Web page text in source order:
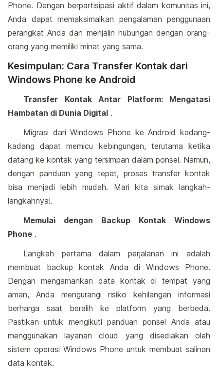
Phone. Dengan berpartisipasi aktif dalam komunitas ini,
Anda dapat memaksimalkan pengalaman penggunaan
perangkat Anda dan menjalin hubungan dengan orang-
orang yang memiliki minat yang sama.
Kesimpulan: Cara Transfer Kontak dari
Windows Phone ke Android
Transfer Kontak Antar Platform: Mengatasi
Hambatan di Dunia Digital .
Migrasi dari Windows Phone ke Android kadang-
kadang dapat memicu kebingungan, terutama ketika
datang ke kontak yang tersimpan dalam ponsel. Namun,
dengan panduan yang tepat, proses transfer kontak
bisa menjadi lebih mudah. Mari kita simak langkah-
langkahnya!.
Memulai dengan Backup Kontak Windows
Phone .
Langkah pertama dalam perjalanan ini adalah
membuat backup kontak Anda di Windows Phone.
Dengan mengamankan data kontak di tempat yang
aman, Anda mengurangi risiko kehilangan informasi
berharga saat beralih ke platform yang berbeda.
Pastikan untuk mengikuti panduan ponsel Anda atau
menggunakan layanan cloud yang disediakan oleh
sistem operasi Windows Phone untuk membuat salinan
data kontak.